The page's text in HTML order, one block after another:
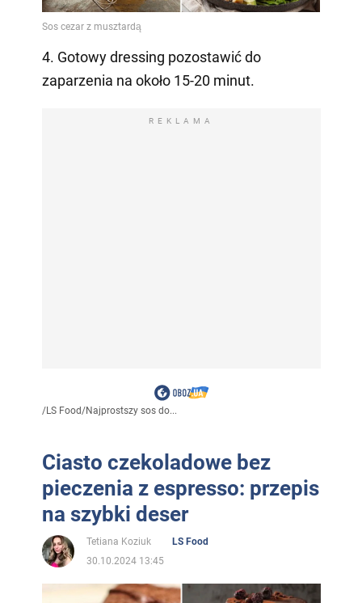
4. Gotowy dressing pozostawić do
zaparzenia na około 15-20 minut.
REKLAMA
/LS Food/Najprostszy sos do...
Ciasto czekoladowe bez
pieczenia z espresso: przepis
na szybki deser
Tetiana Koziuk
LS Food
30.10.2024 13:45